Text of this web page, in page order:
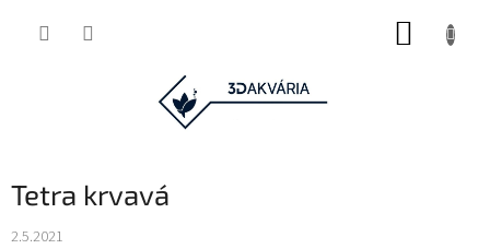
Tetra krvavá
2.5.2021